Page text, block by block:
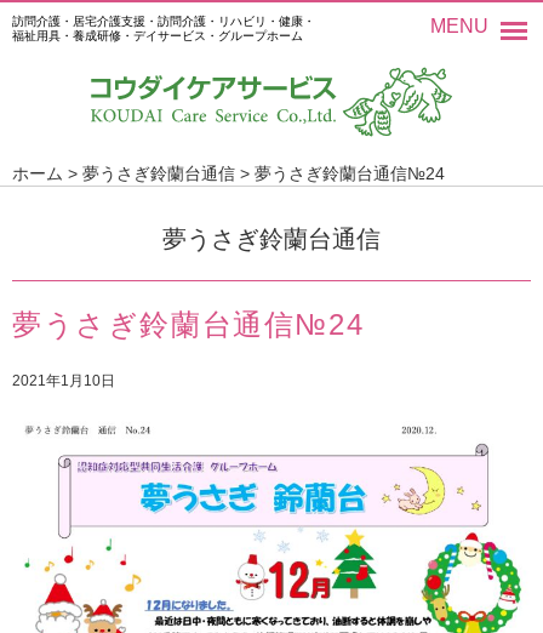
訪問介護・居宅介護支援・訪問介護・リハビリ・健康・
福祉用具・養成研修・デイサービス・グループホーム
MENU
ホーム > 夢うさぎ鈴蘭台通信 > 夢うさぎ鈴蘭台通信№24
夢うさぎ鈴蘭台通信
夢うさぎ鈴蘭台通信№24
2021年1月10日